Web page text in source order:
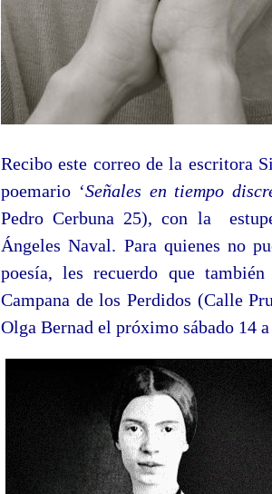
Recibo este correo de la escritora
poemario ‘Señales en tiempo
Pedro Cerbuna 25), con la
Ángeles Naval. Para quienes no
poesía, les recuerdo que
Campana de los Perdidos (Calle
Olga Bernad el próximo sábado 14